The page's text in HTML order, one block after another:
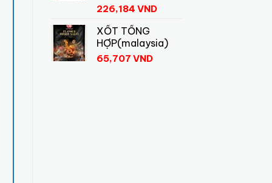
226,184 VND
XỐT TỔNG
HỢP(malaysia)
65,707 VND